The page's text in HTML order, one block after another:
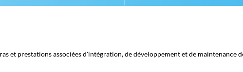
et prestations associées d'intégration, de développement et de maintenance